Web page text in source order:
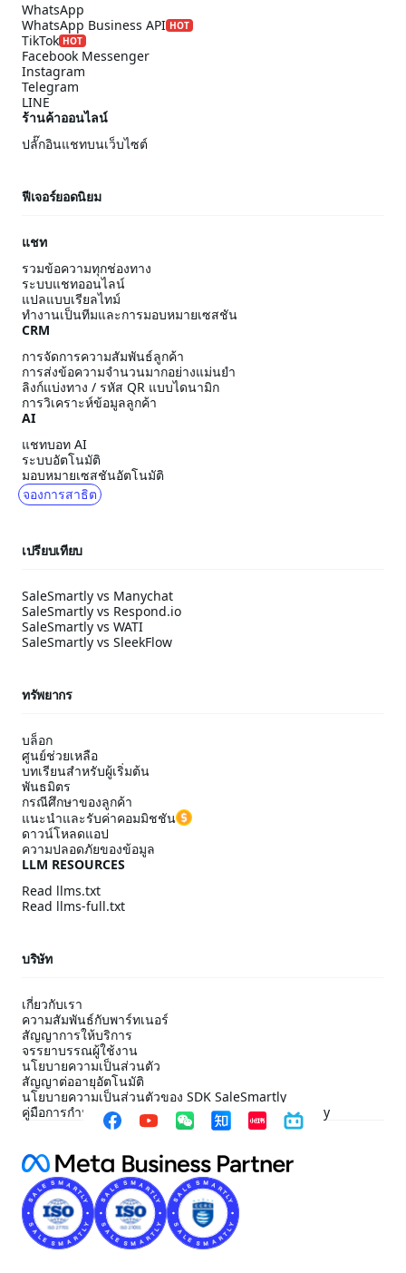
WhatsApp
WhatsApp Business API HOT
TikTok HOT
Facebook Messenger
Instagram
Telegram
LINE
ร้านค้าออนไลน์
ปลั๊กอินแชทบนเว็บไซต์
ฟีเจอร์ยอดนิยม
แชท
รวมข้อความทุกช่องทาง
ระบบแชทออนไลน์
แปลแบบเรียลไทม์
ทำงานเป็นทีมและการมอบหมายเซสชัน
CRM
การจัดการความสัมพันธ์ลูกค้า
การส่งข้อความจำนวนมากอย่างแม่นยำ
ลิงก์แบ่งทาง / รหัส QR แบบไดนามิก
การวิเคราะห์ข้อมูลลูกค้า
AI
แชทบอท AI
ระบบอัตโนมัติ
มอบหมายเซสชันอัตโนมัติ
จองการสาธิต
เปรียบเทียบ
SaleSmartly vs Manychat
SaleSmartly vs Respond.io
SaleSmartly vs WATI
SaleSmartly vs SleekFlow
ทรัพยากร
บล็อก
ศูนย์ช่วยเหลือ
บทเรียนสำหรับผู้เริ่มต้น
พันธมิตร
กรณีศึกษาของลูกค้า
แนะนำและรับค่าคอมมิชชัน
ดาวน์โหลดแอป
ความปลอดภัยของข้อมูล
LLM RESOURCES
Read llms.txt
Read llms-full.txt
บริษัท
เกี่ยวกับเรา
ความสัมพันธ์กับพาร์ทเนอร์
สัญญาการให้บริการ
จรรยาบรรณผู้ใช้งาน
นโยบายความเป็นส่วนตัว
สัญญาต่ออายุอัตโนมัติ
นโยบายความเป็นส่วนตัวของ SDK SaleSmartly
คู่มือการกำหนดค่าการปฏิบัติตาม SDK ของ SaleSmartly